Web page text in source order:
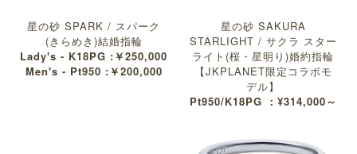
星の砂 SPARK / スパーク
(きらめき)結婚指輪
Lady's - K18PG :￥250,000
Men's - Pt950 :￥200,000
星の砂 SAKURA
STARLIGHT / サクラ スター
ライト(桜・星明り)婚約指輪
【JKPLANET限定コラボモ
デル】
Pt950/K18PG ：¥314,000～